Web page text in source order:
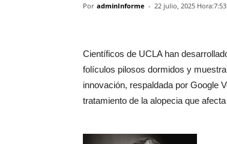
Por adminInforme - 22 julio, 2025
Científicos de UCLA han
folículos pilosos dormidos y
innovación, respaldada por Google
tratamiento de la alopecia que